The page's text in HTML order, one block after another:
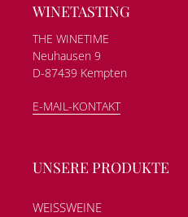
WINETASTING
THE WINETIME
Neuhausen 9
D-87439 Kempten
E-MAIL-KONTAKT
UNSERE PRODUKTE
WEISSWEINE